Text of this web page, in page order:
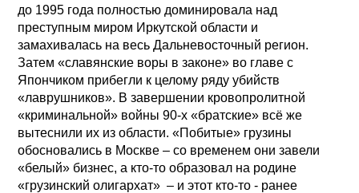
до 1995 года полностью доминировала над
преступным миром Иркутской области и
замахивалась на весь Дальневосточный регион.
Затем «славянские воры в законе» во главе с
Япончиком прибегли к целому ряду убийств
«лаврушников». В завершении кровопролитной
«криминальной» войны 90-х «братские» всё же
вытеснили их из области. «Побитые» грузины
обосновались в Москве – со временем они завели
«белый» бизнес, а кто-то образовал на родине
«грузинский олигархат» – и этот кто-то - ранее